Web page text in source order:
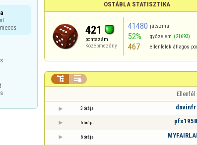
OSTÁBLA STATISZTIKA
421
pontszám
Középmezőny
41480 játszma
52% győzelem (21693)
467 ellenfelek átlagos
 
Ellenfél
3 órája davinfr
6 órája pfs1958
6 órája